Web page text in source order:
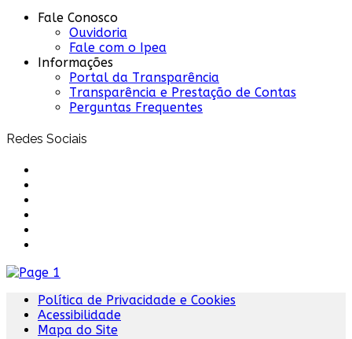
Fale Conosco
Ouvidoria
Fale com o Ipea
Informações
Portal da Transparência
Transparência e Prestação de Contas
Perguntas Frequentes
Redes Sociais
Política de Privacidade e Cookies
Acessibilidade
Mapa do Site